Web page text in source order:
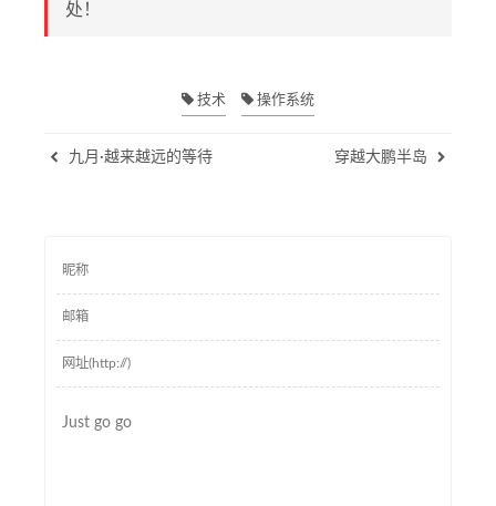
处！
技术 操作系统
九月·越来越远的等待 穿越大鹏半岛